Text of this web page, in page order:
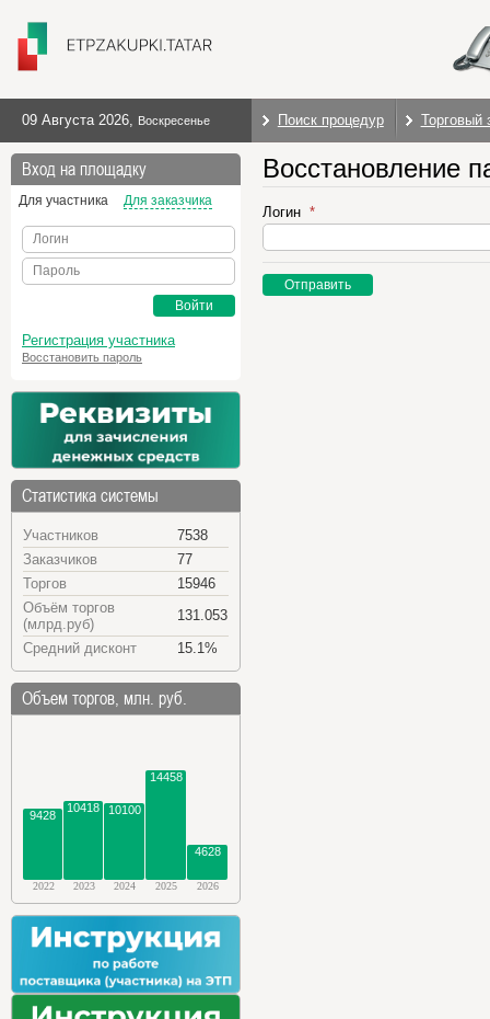
09 Августа 2026, Воскресенье Поиск процедур Торговый
Вход на площадку
Для участника Для заказчика
Логин
Пароль
Войти
Регистрация участника
Восстановить пароль
Статистика системы
Участников
7538
Заказчиков
77
Торгов
15946
Объём торгов
(млрд.руб)
131.053
Средний дисконт
15.1%
Объем торгов, млн. руб.
9428
10418 10100
14458
4628
2022 2023 2024 2025 2026
Восстановление
Логин
Отправить